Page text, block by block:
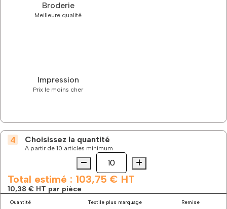
Broderie
Meilleure qualité
Impression
Prix le moins cher
Choisissez la quantité
A partir de 10 articles minimum
Quantité
quantité
Le
polo
économique
Total estimé : 103,75 € HT
10,38 € HT par pièce
Quantité Textile plus marquage Remise